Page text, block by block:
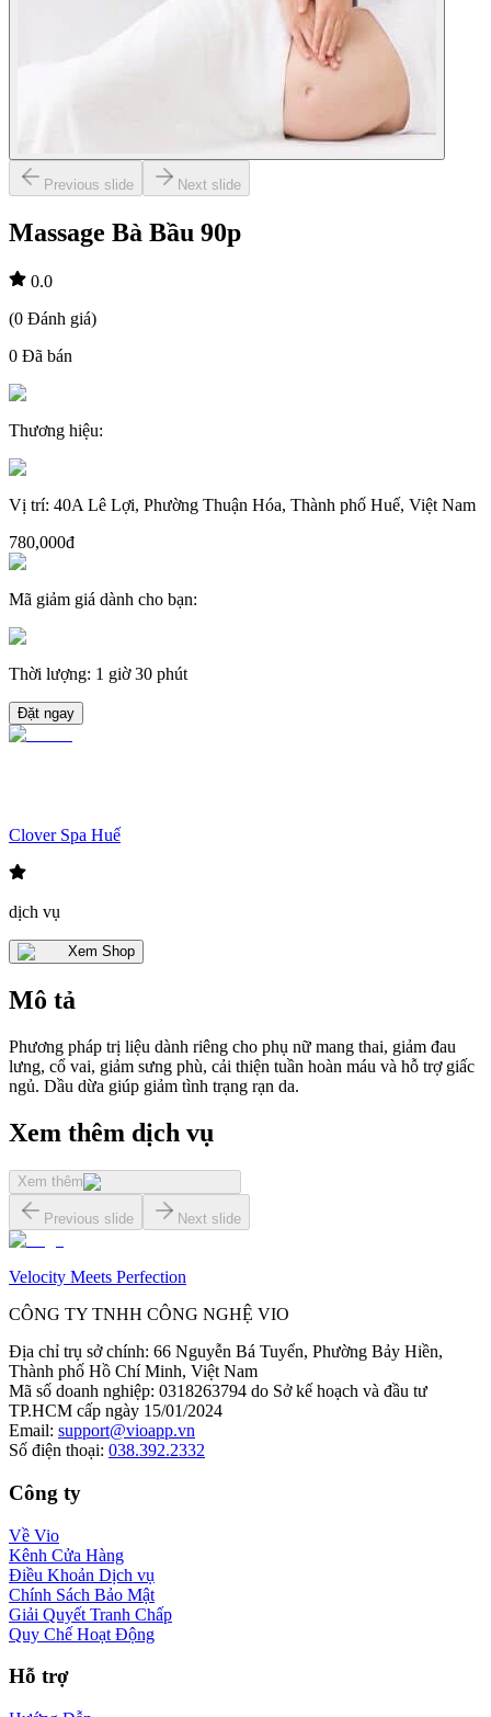
Previous slide Next slide
Massage Bà Bầu 90p
0.0
(0 Đánh giá)
0 Đã bán
Thương hiệu:
Vị trí: 40A Lê Lợi, Phường Thuận Hóa, Thành phố Huế, Việt Nam
780,000đ
Mã giảm giá dành cho bạn:
Thời lượng: 1 giờ 30 phút
Đặt ngay
Clover Spa Huế
dịch vụ
Xem Shop
Mô tả
Phương pháp trị liệu dành riêng cho phụ nữ mang thai, giảm đau
lưng, cổ vai, giảm sưng phù, cải thiện tuần hoàn máu và hỗ trợ giấc
ngủ. Dầu dừa giúp giảm tình trạng rạn da.
Xem thêm dịch vụ
Xem thêm
Previous slide Next slide
Velocity Meets Perfection
CÔNG TY TNHH CÔNG NGHỆ VIO
Địa chỉ trụ sở chính: 66 Nguyễn Bá Tuyển, Phường Bảy Hiền,
Thành phố Hồ Chí Minh, Việt Nam
Mã số doanh nghiệp: 0318263794 do Sở kế hoạch và đầu tư
TP.HCM cấp ngày 15/01/2024
Email: support@vioapp.vn
Số điện thoại: 038.392.2332
Công ty
Về Vio
Kênh Cửa Hàng
Điều Khoản Dịch vụ
Chính Sách Bảo Mật
Giải Quyết Tranh Chấp
Quy Chế Hoạt Động
Hỗ trợ